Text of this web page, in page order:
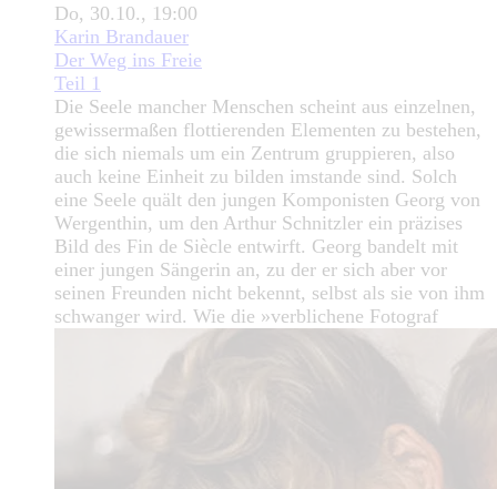
Do, 30.10., 19:00
Karin Brandauer
Der Weg ins Freie
Teil 1
Die Seele mancher Menschen scheint aus einzelnen,
gewissermaßen flottierenden Elementen zu bestehen,
die sich niemals um ein Zentrum gruppieren, also
auch keine Einheit zu bilden imstande sind. Solch
eine Seele quält den jungen Komponisten Georg von
Wergenthin, um den Arthur Schnitzler ein präzises
Bild des Fin de Siècle entwirft. Georg bandelt mit
einer jungen Sängerin an, zu der er sich aber vor
seinen Freunden nicht bekennt, selbst als sie von ihm
schwanger wird. Wie die »verblichene Fotograf